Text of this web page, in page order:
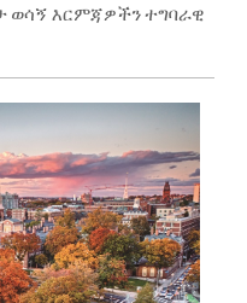
ወሳኝ እርምጃዎችን ተግባራዊ